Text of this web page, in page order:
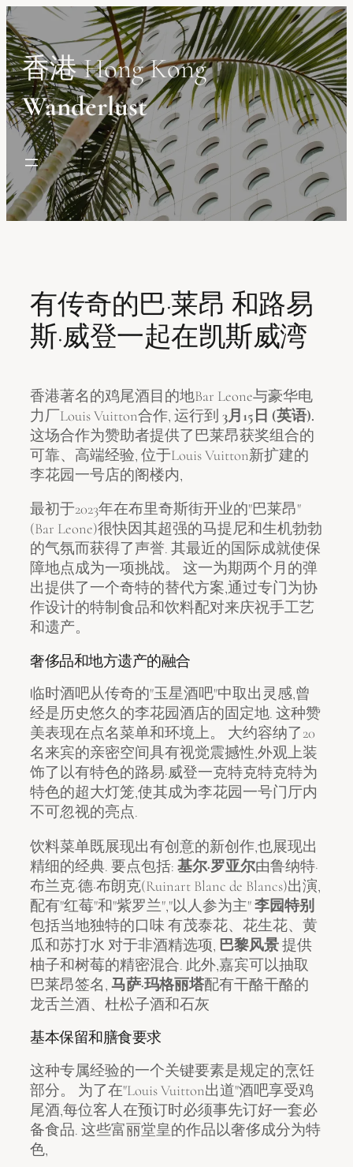
Skip
to
content
香港 Hong Kong
Wanderlust
有传奇的巴·莱昂 和路易
斯·威登一起在凯斯威湾
香港著名的鸡尾酒目的地Bar Leone与豪华电
力厂Louis Vuitton合作, 运行到 3月15日 (英语).
这场合作为赞助者提供了巴莱昂获奖组合的
可靠、高端经验, 位于Louis Vuitton新扩建的
李花园一号店的阁楼内,
最初于2023年在布里奇斯街开业的"巴莱昂"
(Bar Leone)很快因其超强的马提尼和生机勃勃
的气氛而获得了声誉. 其最近的国际成就使保
障地点成为一项挑战。 这一为期两个月的弹
出提供了一个奇特的替代方案,通过专门为协
作设计的特制食品和饮料配对来庆祝手工艺
和遗产。
奢侈品和地方遗产的融合
临时酒吧从传奇的"玉星酒吧"中取出灵感,曾
经是历史悠久的李花园酒店的固定地. 这种赞
美表现在点名菜单和环境上。 大约容纳了20
名来宾的亲密空间具有视觉震撼性,外观上装
饰了以有特色的路易·威登一克特克特克特为
特色的超大灯笼,使其成为李花园一号门厅内
不可忽视的亮点.
饮料菜单既展现出有创意的新创作,也展现出
精细的经典. 要点包括: 基尔·罗亚尔由鲁纳特·
布兰克·德·布朗克(Ruinart Blanc de Blancs)出演,
配有"红莓"和"紫罗兰","以人参为主"李园特别
包括当地独特的口味 有茂泰花、花生花、黄
瓜和苏打水 对于非酒精选项, 巴黎风景提供
柚子和树莓的精密混合. 此外,嘉宾可以抽取
巴莱昂签名, 马萨·玛格丽塔配有干酪干酪的
龙舌兰酒、杜松子酒和石灰
基本保留和膳食要求
这种专属经验的一个关键要素是规定的烹饪
部分。 为了在"Louis Vuitton出道"酒吧享受鸡
尾酒,每位客人在预订时必须事先订好一套必
备食品. 这些富丽堂皇的作品以奢侈成分为特
色,